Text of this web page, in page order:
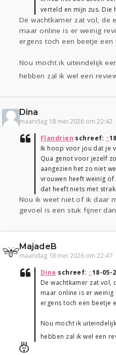
verteld en mijn zus.
De wachtkamer zat vol, de
maar online is er weinig
ergens toch een beetje een
Nou mocht ik uiteindelijk
hebben zal ik wel een
Dina
maandag 18 mei 2026 om 22:42
Flandrien schreef: ↑
Ik hoop voor jou dat je
Qua genot voor jezelf
aangezien het zo niet
vrouwen heeft weinig
dat heeft niets met
Nou ik weet niet of ik daar
gevoel is een stuk fijner
MajadeB
maandag 18 mei 2026 om 22:47
Dina schreef: ↑18-05-
De wachtkamer zat vol,
maar online is er
ergens toch een beetje
Nou mocht ik
hebben zal ik wel een